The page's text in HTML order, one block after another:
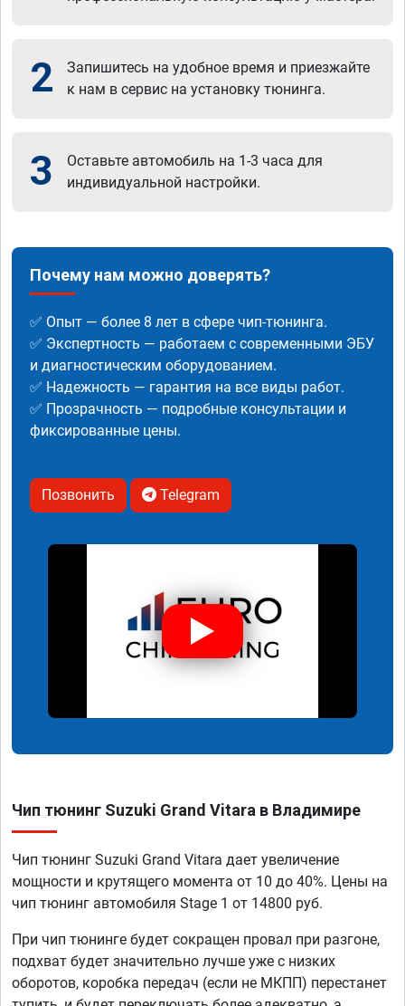
2
Запишитесь на удобное время и приезжайте
к нам в сервис на установку тюнинга.
3
Оставьте автомобиль на 1-3 часа для
индивидуальной настройки.
Почему нам можно доверять?
✅ Опыт — более 8 лет в сфере чип-тюнинга.
✅ Экспертность — работаем с современными ЭБУ
и диагностическим оборудованием.
✅ Надежность — гарантия на все виды работ.
✅ Прозрачность — подробные консультации и
фиксированные цены.
Позвонить Telegram
Чип тюнинг Suzuki Grand Vitara в Владимире
Чип тюнинг Suzuki Grand Vitara дает увеличение
мощности и крутящего момента от 10 до 40%. Цены на
чип тюнинг автомобиля Stage 1 от 14800 руб.
При чип тюнинге будет сокращен провал при разгоне,
подхват будет значительно лучше уже с низких
оборотов, коробка передач (если не МКПП) перестанет